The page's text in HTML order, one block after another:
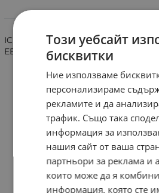
IC микроконтролер PIC с памет
EEPROM 512B, 4MHz. Корпус DIP8.
Този уебсайт
бисквитки
Ние използваме
персонализираме
рекламите и да
трафик. Също така
информация за
нашия сайт от ваша
партньори за реклама и
които може да я
информация, която сте